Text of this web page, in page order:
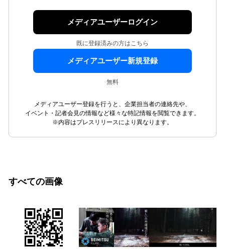
メディアユーザーログイン
既に登録済みの方はこちら
メディアユーザー新規登録
無料
メディアユーザー登録を行うと、企業担当者の連絡先や、
イベント・記者会見の情報など様々な特記情報を閲覧できます。
※内容はプレスリリースにより異なります。
すべての画像